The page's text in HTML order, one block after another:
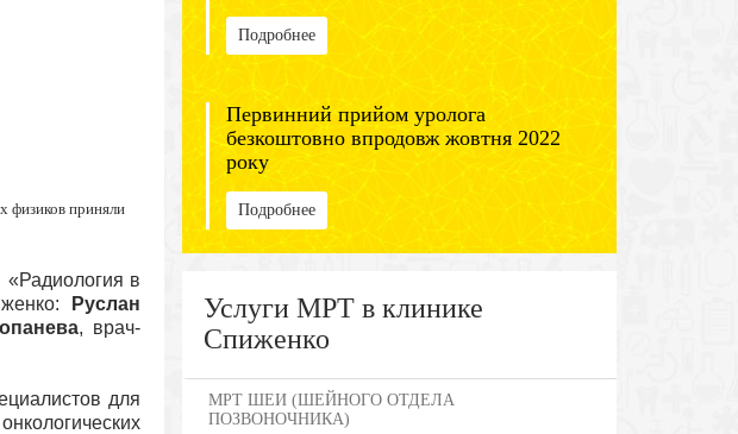
физиков приняли
в
Руслан
, врач-
для
Подробнее
Первинний прийом уролога
безкоштовно впродовж жовтня 2022
року
Подробнее
Услуги МРТ в клинике
Спиженко
МРТ ШЕИ (ШЕЙНОГО ОТДЕЛА
ПОЗВОНОЧНИКА)